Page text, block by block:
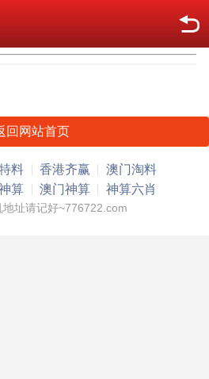
回网站首页
料 香港齐赢
澳门淘料
算 澳门神算 神算六肖
地址请记好~776722.com